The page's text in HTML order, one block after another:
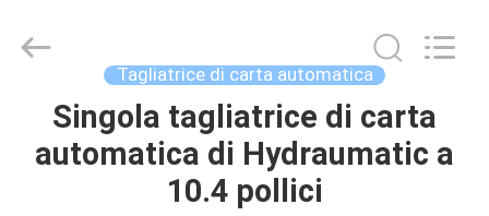
CASA
Printyoung
International
Tagliatrice di carta automatica
Singola tagliatrice di carta
automatica di Hydraumatic a
10.4 pollici